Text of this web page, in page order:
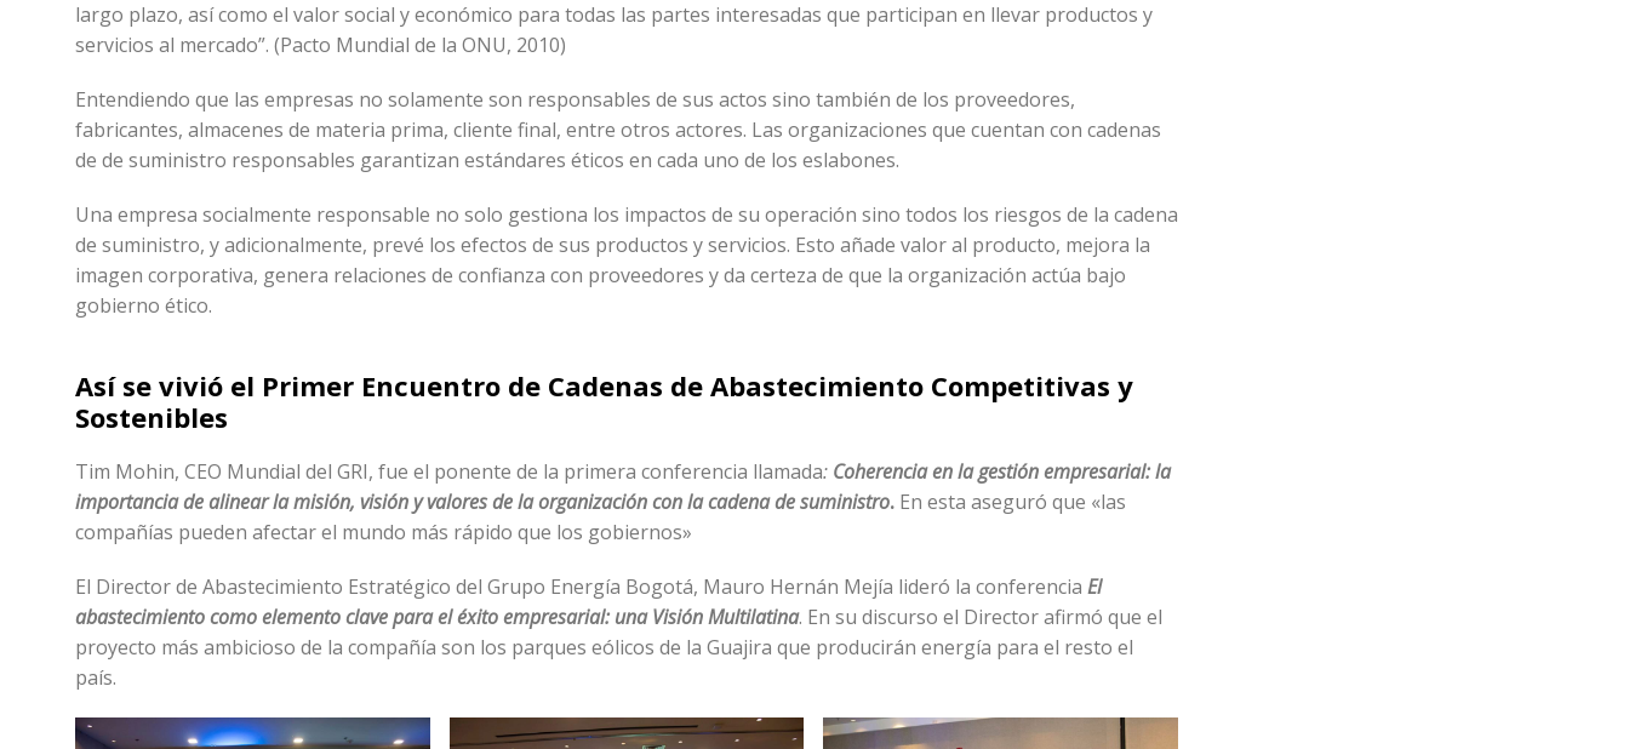
largo plazo, así como el valor social y económico para todas las partes interesadas que participan en llevar productos y
servicios al mercado”. (Pacto Mundial de la ONU, 2010)
Entendiendo que las empresas no solamente son responsables de sus actos sino también de los proveedores,
fabricantes, almacenes de materia prima, cliente final, entre otros actores. Las organizaciones que cuentan con cadenas
de de suministro responsables garantizan estándares éticos en cada uno de los eslabones.
Una empresa socialmente responsable no solo gestiona los impactos de su operación sino todos los riesgos de la cadena
de suministro, y adicionalmente, prevé los efectos de sus productos y servicios. Esto añade valor al producto, mejora la
imagen corporativa, genera relaciones de confianza con proveedores y da certeza de que la organización actúa bajo
gobierno ético.
Así se vivió el Primer Encuentro de Cadenas de Abastecimiento Competitivas y
Sostenibles
Tim Mohin, CEO Mundial del GRI, fue el ponente de la primera conferencia llamada: Coherencia en la gestión empresarial: la
importancia de alinear la misión, visión y valores de la organización con la cadena de suministro. En esta aseguró que «las
compañías pueden afectar el mundo más rápido que los gobiernos»
El Director de Abastecimiento Estratégico del Grupo Energía Bogotá, Mauro Hernán Mejía lideró la conferencia El
abastecimiento como elemento clave para el éxito empresarial: una Visión Multilatina. En su discurso el Director afirmó que el
proyecto más ambicioso de la compañía son los parques eólicos de la Guajira que producirán energía para el resto el
país.